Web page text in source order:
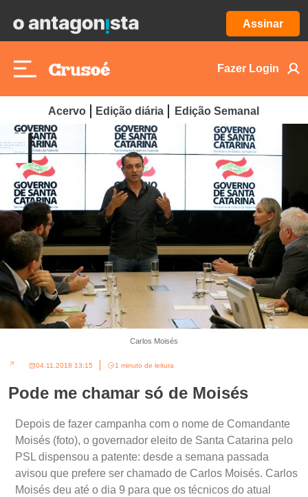
Assinar
Fazer Login
Acervo Edição diária Edição Semanal
Carlos Moisés
04.11.2018 13:15 1 minuto de leitura
Pode me chamar só de Moisés
Depois de fazer campanha com o nome de Comandante
Moisés (foto), o governador eleito de Santa Catarina pelo
PSL dispensou a patente: desde a semana passada
avisou que prefere ser chamado de Carlos Moisés. Carlos
Moisés deu até o dia 9 para que os técnicos do atual